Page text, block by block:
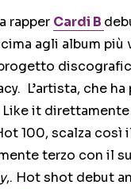
rapper Cardi B
agli album più
L’artista, che
it direttamente
100, scalza così
terzo con il
,. Hot shot debut